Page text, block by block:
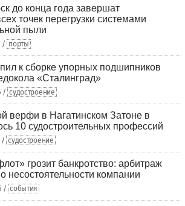
до конца года завершат
точек перегрузки системами
пыли
/ порты
к сборке упорных подшипников
«Сталинград»
/ судостроение
верфи в Нагатинском Затоне в
10 судостроительных профессий
/ судостроение
грозит банкротство: арбитраж
несостоятельности компании
/ события